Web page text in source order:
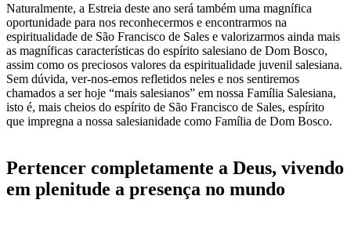
Naturalmente, a Estreia deste ano será também uma magnífica
oportunidade para nos reconhecermos e encontrarmos na
espiritualidade de São Francisco de Sales e valorizarmos ainda mais
as magníficas características do espírito salesiano de Dom Bosco,
assim como os preciosos valores da espiritualidade juvenil salesiana.
Sem dúvida, ver-nos-emos refletidos neles e nos sentiremos
chamados a ser hoje “mais salesianos” em nossa Família Salesiana,
isto é, mais cheios do espírito de São Francisco de Sales, espírito
que impregna a nossa salesianidade como Família de Dom Bosco.
Pertencer completamente a Deus, vivendo
em plenitude a presença no mundo